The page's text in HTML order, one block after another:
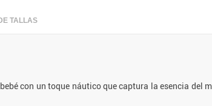
TALLAS
con un toque náutico que captura la esencia